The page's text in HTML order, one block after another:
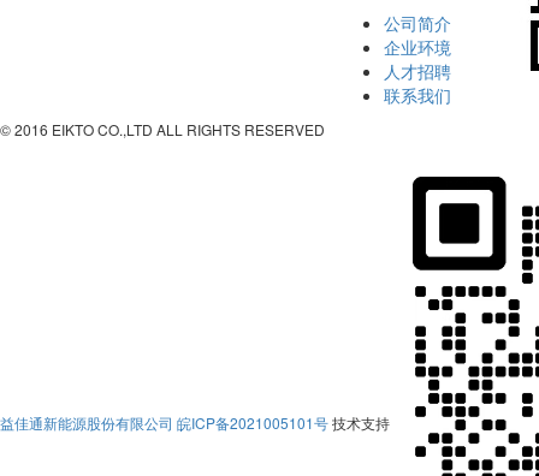
公司简介
企业环境
人才招聘
联系我们
© 2016 EIKTO CO.,LTD ALL RIGHTS RESERVED
益佳通新能源股份有限公司 皖ICP备2021005101号技术支持